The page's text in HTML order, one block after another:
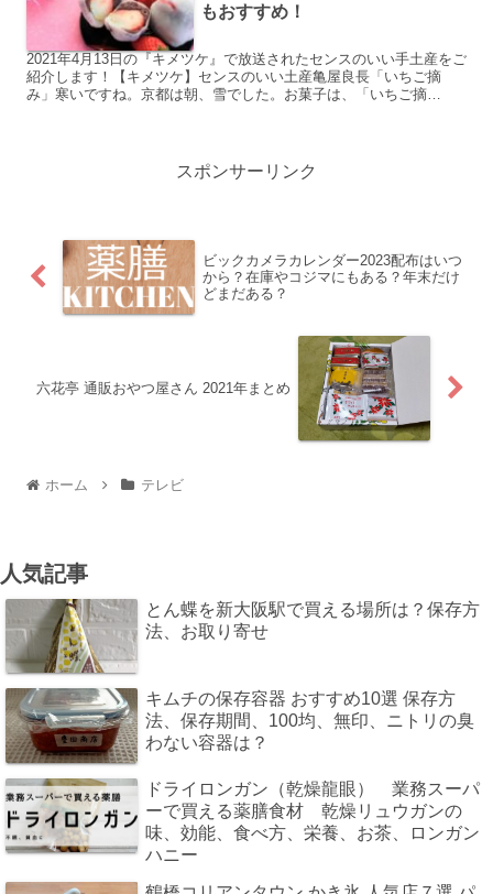
もおすすめ！
2021年4月13日の『キメツケ』で放送されたセンスのいい手土産をご
紹介します！【キメツケ】センスのいい土産亀屋良長「いちご摘
み」寒いですね。京都は朝、雪でした。お菓子は、「いちご摘
スポンサーリンク
ビックカメラカレンダー2023配布はいつ
から？在庫やコジマにもある？年末だけ
どまだある？
六花亭 通販おやつ屋さん 2021年まとめ
ホーム テレビ
人気記事
とん蝶を新大阪駅で買える場所は？保存方
法、お取り寄せ
キムチの保存容器 おすすめ10選 保存方
法、保存期間、100均、無印、ニトリの臭
わない容器は？
ドライロンガン（乾燥龍眼） 業務スーパ
ーで買える薬膳食材 乾燥リュウガンの
味、効能、食べ方、栄養、お茶、ロンガン
ハニー